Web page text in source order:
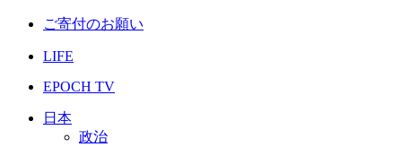
ご寄付のお願い
LIFE
EPOCH TV
日本
政治